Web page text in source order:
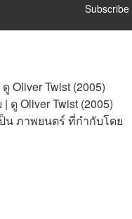
Subscribe
Oliver Twist (2005)
ดู Oliver Twist (2005)
น ภาพยนตร์ ที่กำกับโดย